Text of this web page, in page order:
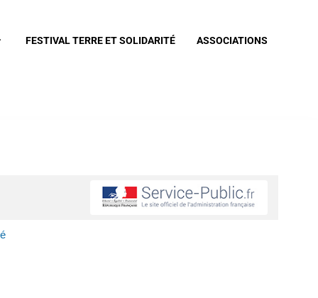
FESTIVAL TERRE ET SOLIDARITÉ ASSOCIATIONS